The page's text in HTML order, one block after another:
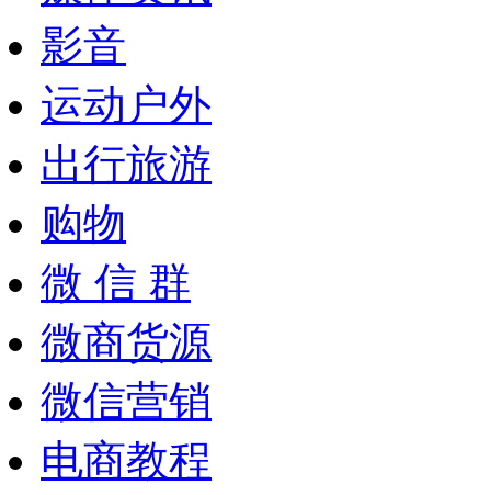
影音
运动户外
出行旅游
购物
微 信 群
微商货源
微信营销
电商教程